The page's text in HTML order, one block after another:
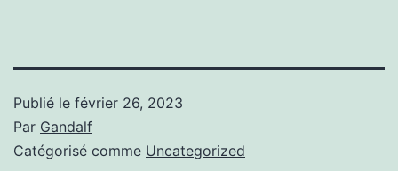
Publié le février 26, 2023
Par Gandalf
Catégorisé comme Uncategorized